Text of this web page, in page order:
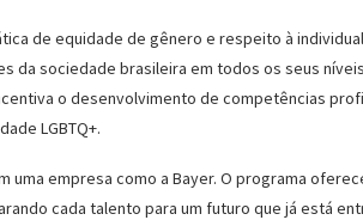
de equidade de gênero e respeito à
sociedade brasileira em todos os seus
o desenvolvimento de competências
LGBTQ+.
empresa como a Bayer. O programa
cada talento para um futuro que já está